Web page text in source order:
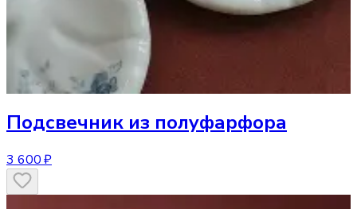
Подсвечник из полуфарфора
3 600 ₽